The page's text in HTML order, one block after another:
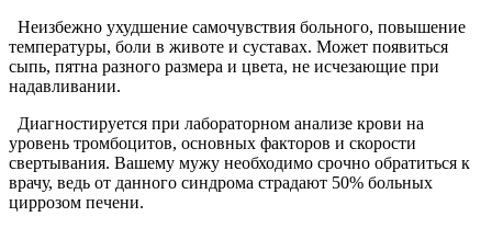
Неизбежно ухудшение самочувствия больного, повышение
температуры, боли в животе и суставах. Может появиться
сыпь, пятна разного размера и цвета, не исчезающие при
надавливании.
Диагностируется при лабораторном анализе крови на
уровень тромбоцитов, основных факторов и скорости
свертывания. Вашему мужу необходимо срочно обратиться к
врачу, ведь от данного синдрома страдают 50% больных
циррозом печени.